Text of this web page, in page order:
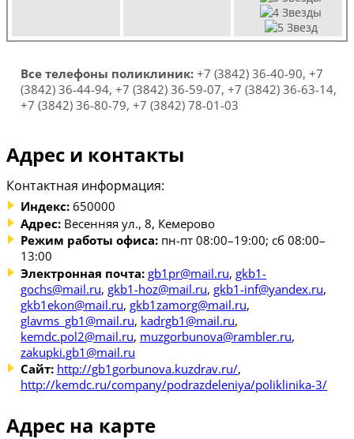
Все телефоны поликлиник: +7 (3842) 36-40-90, +7
(3842) 36-44-94, +7 (3842) 36-59-07, +7 (3842) 36-63-14,
+7 (3842) 36-80-79, +7 (3842) 78-01-03
Адрес и контакты
Контактная информация:
Индекс: 650000
Адрес: Весенняя ул., 8, Кемерово
Режим работы офиса: пн-пт 08:00–19:00; сб 08:00–
13:00
Электронная почта: gb1pr@mail.ru, gkb1-
gochs@mail.ru, gkb1-hoz@mail.ru, gkb1-inf@yandex.ru,
gkb1ekon@mail.ru, gkb1zamorg@mail.ru,
glavms_gb1@mail.ru, kadrgb1@mail.ru,
kemdc.pol2@mail.ru, muzgorbunova@rambler.ru,
zakupki.gb1@mail.ru
Сайт: http://gb1gorbunova.kuzdrav.ru/,
http://kemdc.ru/company/podrazdeleniya/poliklinika-3/
Адрес на карте